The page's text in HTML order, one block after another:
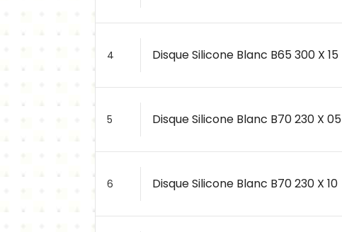
4 Disque Silicone Blanc B65 300 X 15
5 Disque Silicone Blanc B70 230 X 05
6 Disque Silicone Blanc B70 230 X 10